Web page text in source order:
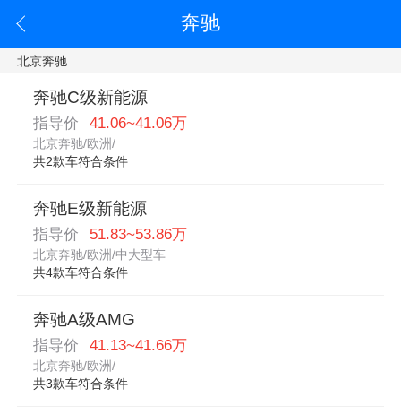
奔驰
北京奔驰
奔驰C级新能源
指导价 41.06~41.06万
北京奔驰/欧洲/
共2款车符合条件
奔驰E级新能源
指导价 51.83~53.86万
北京奔驰/欧洲/中大型车
共4款车符合条件
奔驰A级AMG
指导价 41.13~41.66万
北京奔驰/欧洲/
共3款车符合条件